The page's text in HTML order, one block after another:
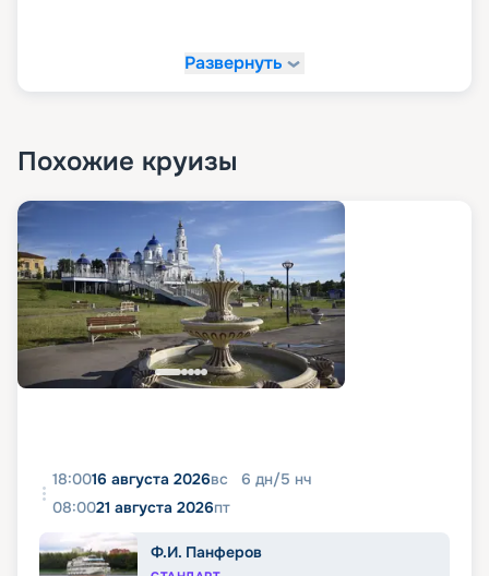
Развернуть
Похожие круизы
18:0016 августа 2026вс 6 дн/5 нч
08:0021 августа 2026пт
Ф.И. Панферов